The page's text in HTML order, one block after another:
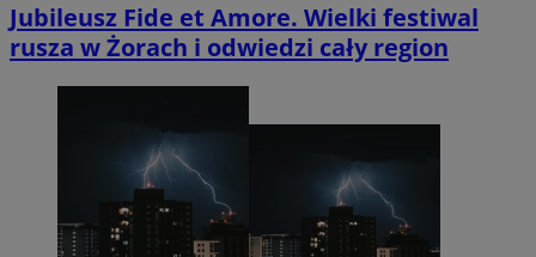
Jubileusz Fide et Amore. Wielki festiwal
rusza w Żorach i odwiedzi cały region